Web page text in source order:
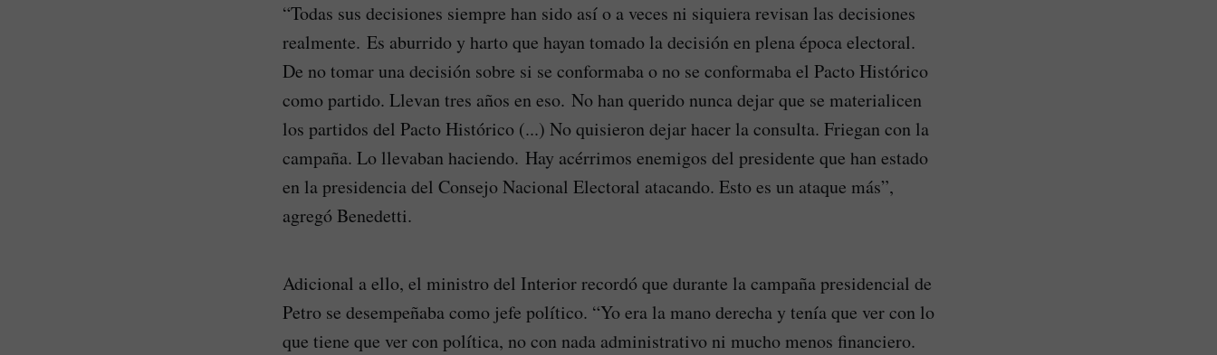
“Todas sus decisiones siempre han sido así o a veces ni siquiera revisan las decisiones
realmente. Es aburrido y harto que hayan tomado la decisión en plena época electoral.
De no tomar una decisión sobre si se conformaba o no se conformaba el Pacto Histórico
como partido. Llevan tres años en eso. No han querido nunca dejar que se materialicen
los partidos del Pacto Histórico (...) No quisieron dejar hacer la consulta. Friegan con la
campaña. Lo llevaban haciendo. Hay acérrimos enemigos del presidente que han estado
en la presidencia del Consejo Nacional Electoral atacando. Esto es un ataque más”,
agregó Benedetti.
Adicional a ello, el ministro del Interior recordó que durante la campaña presidencial de
Petro se desempeñaba como jefe político. “Yo era la mano derecha y tenía que ver con lo
que tiene que ver con política, no con nada administrativo ni mucho menos financiero.